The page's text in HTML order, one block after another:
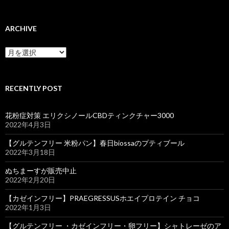
ARCHIVE
ARCHIVE
RECENTLY POST
花粉症対策 エリクシノールCBDティンクチャー3000
2022年4月3日
【グルテンフリー 米粉パン】春日biossaのプティブール
2022年3月18日
ぬちまーすが販売中止
2022年2月20日
【カゼインフリー】PRAEGRESSUSホエイプロテイン チョコ
2022年1月3日
【グルテンフリー ・カゼインフリー・卵フリー】シャトレーゼのア